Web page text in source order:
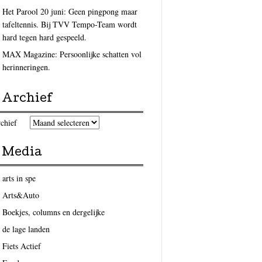
Het Parool 20 juni: Geen pingpong maar
tafeltennis. Bij TVV Tempo-Team wordt
hard tegen hard gespeeld.
MAX Magazine: Persoonlijke schatten vol
herinneringen.
Archief
Media
arts in spe
Arts&Auto
Boekjes, columns en dergelijke
de lage landen
Fiets Actief